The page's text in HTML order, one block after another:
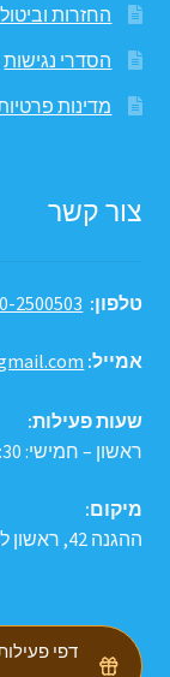
החזרות
הסדרי נגישות
מדינות
צור קשר
טלפון: 2500503
אמייל:
שעות פעילות:
ראשון – חמישי: 10:30 – 17:00.
מיקום:
ההגנה 42, ראשון לציון.
דפי